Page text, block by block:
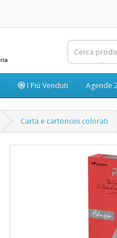
I Più Venduti Agende
Carta e cartoncini colorati